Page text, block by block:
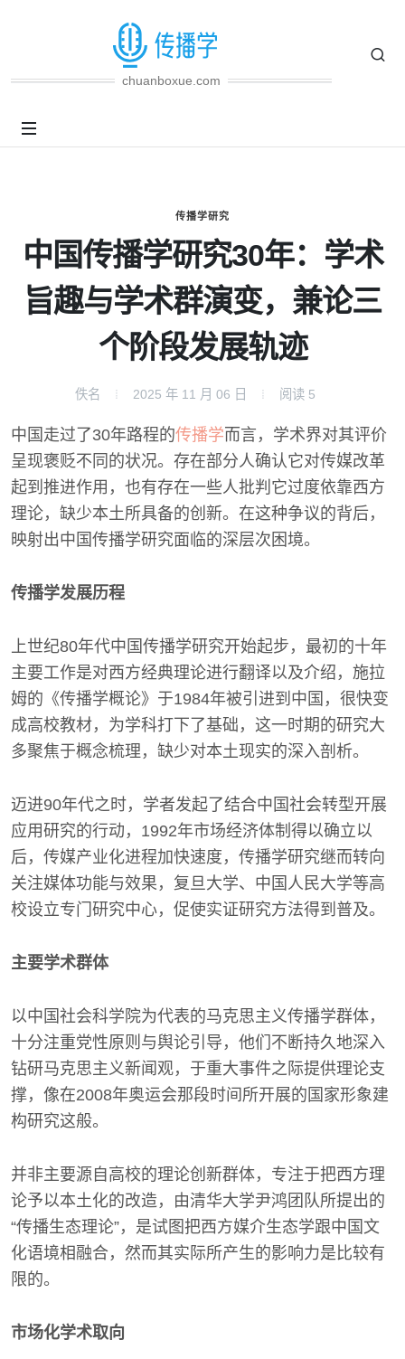
chuanboxue.com
传播学研究
中国传播学研究30年：学术
旨趣与学术群演变，兼论三
个阶段发展轨迹
佚名 2025 年 11 月 06 日 阅读 5
中国走过了30年路程的传播学而言，学术界对其评价
呈现褒贬不同的状况。存在部分人确认它对传媒改革
起到推进作用，也有存在一些人批判它过度依靠西方
理论，缺少本土所具备的创新。在这种争议的背后，
映射出中国传播学研究面临的深层次困境。
传播学发展历程
上世纪80年代中国传播学研究开始起步，最初的十年
主要工作是对西方经典理论进行翻译以及介绍，施拉
姆的《传播学概论》于1984年被引进到中国，很快变
成高校教材，为学科打下了基础，这一时期的研究大
多聚焦于概念梳理，缺少对本土现实的深入剖析。
迈进90年代之时，学者发起了结合中国社会转型开展
应用研究的行动，1992年市场经济体制得以确立以
后，传媒产业化进程加快速度，传播学研究继而转向
关注媒体功能与效果，复旦大学、中国人民大学等高
校设立专门研究中心，促使实证研究方法得到普及。
主要学术群体
以中国社会科学院为代表的马克思主义传播学群体，
十分注重党性原则与舆论引导，他们不断持久地深入
钻研马克思主义新闻观，于重大事件之际提供理论支
撑，像在2008年奥运会那段时间所开展的国家形象建
构研究这般。
并非主要源自高校的理论创新群体，专注于把西方理
论予以本土化的改造，由清华大学尹鸿团队所提出的
“传播生态理论”，是试图把西方媒介生态学跟中国文
化语境相融合，然而其实际所产生的影响力是比较有
限的。
市场化学术取向